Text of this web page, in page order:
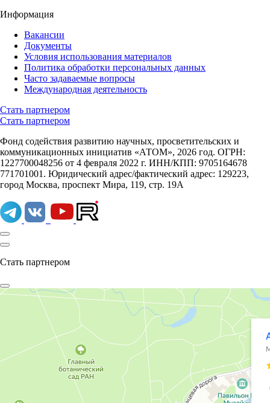
Информация
Вакансии
Документы
Условия использования материалов
Политика обработки персональных данных
Часто задаваемые вопросы
Международная деятельность
Стать партнером
Стать партнером
Фонд содействия развитию научных, просветительских и
коммуникационных инициатив «АТОМ», 2026 год. ОГРН:
1227700048256 от 4 февраля 2022 г. ИНН/КПП: 9705164678
771701001. Юридический адрес/фактический адрес: 129223,
город Москва, проспект Мира, 119, стр. 19А
Стать партнером